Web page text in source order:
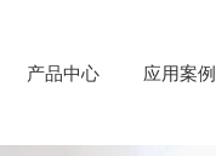
产品中心 应用案例